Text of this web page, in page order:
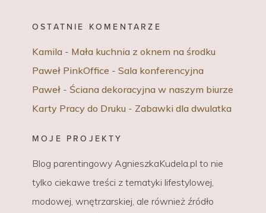
OSTATNIE KOMENTARZE
Kamila - Mała kuchnia z oknem na środku
Paweł PinkOffice - Sala konferencyjna
Paweł - Ściana dekoracyjna w naszym biurze
Karty Pracy do Druku - Zabawki dla dwulatka
MOJE PROJEKTY
Blog parentingowy AgnieszkaKudela.pl to nie
tylko ciekawe treści z tematyki lifestylowej,
modowej, wnętrzarskiej, ale również źródło